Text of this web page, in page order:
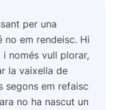
per una
no em rendeisc. Hi
només vull plorar,
la vaixella de
segons em refaisc
no ha nascut un